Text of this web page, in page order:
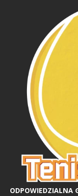
ODPOWIEDZIALNA